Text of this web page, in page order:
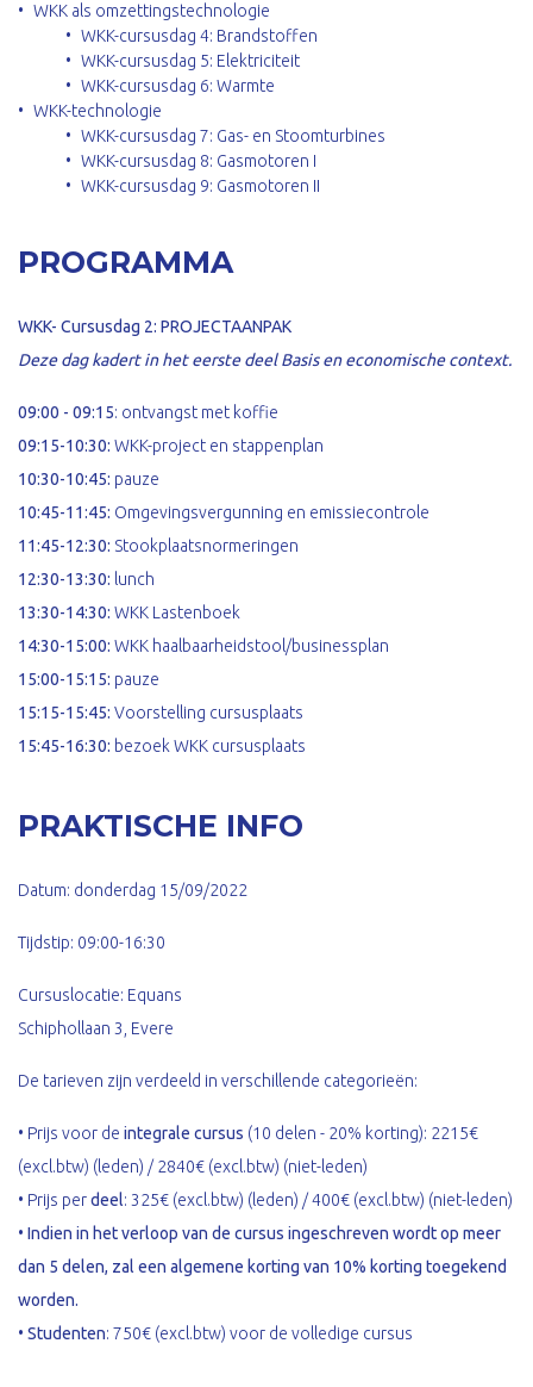
WKK als omzettingstechnologie
WKK-cursusdag 4: Brandstoffen
WKK-cursusdag 5: Elektriciteit
WKK-cursusdag 6: Warmte
WKK-technologie
WKK-cursusdag 7: Gas- en Stoomturbines
WKK-cursusdag 8: Gasmotoren I
WKK-cursusdag 9: Gasmotoren II
PROGRAMMA
WKK- Cursusdag 2: PROJECTAANPAK
Deze dag kadert in het eerste deel Basis en economische context.
09:00 - 09:15: ontvangst met koffie
09:15-10:30: WKK-project en stappenplan
10:30-10:45: pauze
10:45-11:45: Omgevingsvergunning en emissiecontrole
11:45-12:30: Stookplaatsnormeringen
12:30-13:30: lunch
13:30-14:30: WKK Lastenboek
14:30-15:00: WKK haalbaarheidstool/businessplan
15:00-15:15: pauze
15:15-15:45: Voorstelling cursusplaats
15:45-16:30: bezoek WKK cursusplaats
PRAKTISCHE INFO
Datum: donderdag 15/09/2022
Tijdstip: 09:00-16:30
Cursuslocatie: Equans
Schiphollaan 3, Evere
De tarieven zijn verdeeld in verschillende categorieën:
• Prijs voor de integrale cursus (10 delen - 20% korting): 2215€
(excl.btw) (leden) / 2840€ (excl.btw) (niet-leden)
• Prijs perdeel: 325€ (excl.btw) (leden) / 400€ (excl.btw) (niet-leden)
• Indien in het verloop van de cursus ingeschreven wordt op meer
dan 5 delen, zal een algemene korting van 10% korting toegekend
worden.
• Studenten: 750€ (excl.btw) voor de volledige cursus